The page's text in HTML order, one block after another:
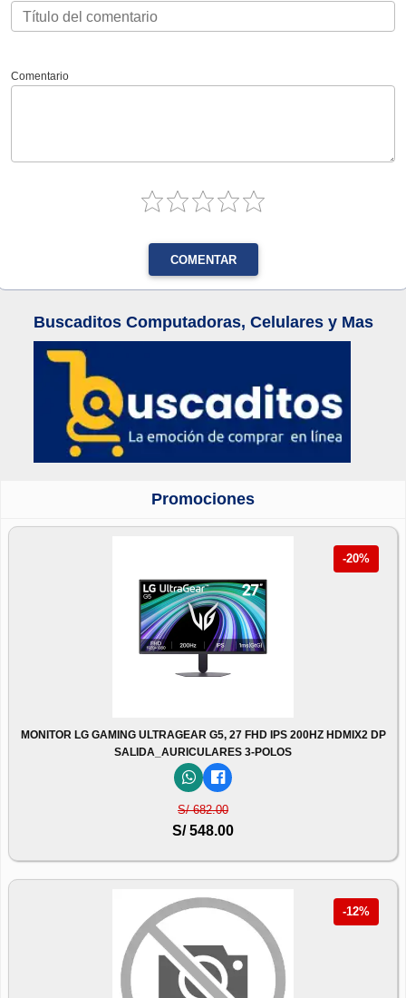
Comentario
COMENTAR
Buscaditos Computadoras, Celulares y Mas
Promociones
-20%
MONITOR LG GAMING ULTRAGEAR G5, 27 FHD IPS 200HZ HDMIX2 DP
SALIDA_AURICULARES 3-POLOS
S/ 682.00
S/ 548.00
-12%